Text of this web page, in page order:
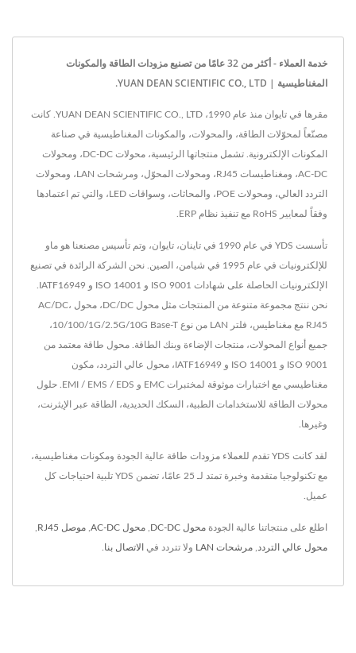
خدمة العملاء - أكثر من 32 عامًا من تصنيع مزودات الطاقة والمكونات
المغناطيسية | YUAN DEAN SCIENTIFIC CO., LTD.
مقرها في تايوان منذ عام 1990، YUAN DEAN SCIENTIFIC CO., LTD. كانت
مصنّعاً لمحوّلات الطاقة، والمحولات، والمكونات المغناطيسية في صناعة
المكونات الإلكترونية. تشمل منتجاتها الرئيسية، محولات DC-DC، ومحولات
AC-DC، ومغناطيسات RJ45، ومحولات المحوّل، ومرشحات LAN، ومحولات
التردد العالي، ومحولات POE، والمحاثات، وسواقات LED، والتي تم اعتمادها
وفقاً لمعايير RoHS مع تنفيذ نظام ERP.
تأسست YDS في عام 1990 في تاينان، تايوان، وتم تأسيس مصنعنا هو ماو
للإلكترونيات في عام 1995 في شيامن، الصين. نحن الشركة الرائدة في تصنيع
نحن ننتج مجموعة متنوعة من المنتجات مثل محول DC/DC، محول AC/DC،
RJ45 مع مغناطيس، فلتر LAN من نوع 10/100/1G/2.5G/10G Base-T،
جميع أنواع المحولات، منتجات الإضاءة وبنك الطاقة. محول طاقة معتمد من
ISO 9001 و ISO 14001 و IATF16949، محول عالي التردد، مكون
مغناطيسي مع اختبارات موثوقة لمختبرات EMC و EMI / EMS / EDS. حلول
محولات الطاقة للاستخدامات الطبية، السكك الحديدية، الطاقة عبر الإيثرنت،
وغيرها.
لقد كانت YDS تقدم للعملاء مزودات طاقة عالية الجودة ومكونات مغناطيسية،
مع تكنولوجيا متقدمة وخبرة تمتد لـ 25 عامًا، تضمن YDS تلبية احتياجات كل
عميل.
اطلع على منتجاتنا عالية الجودة محول DC-DC محول AC-DC موصل RJ45
محول عالي التردد مرشحات LAN ولا تتردد في الاتصال بنا